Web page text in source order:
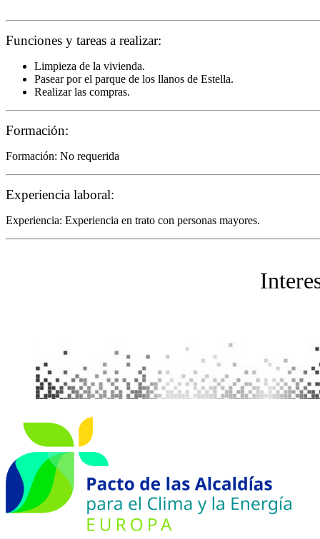
Funciones y tareas a realizar:
Limpieza de la vivienda.
Pasear por el parque de los llanos de Estella.
Realizar las compras.
Formación:
Formación: No requerida
Experiencia laboral:
Experiencia: Experiencia en trato con personas mayores.